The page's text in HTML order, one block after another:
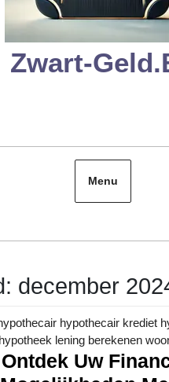
Zwart-
Menu
december
hypothecair krediet
hypotheek lening berekenen
Ontdek Uw